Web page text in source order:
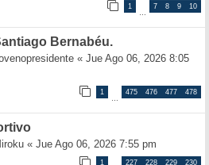
1
…
7 8 9 10
Bernabéu.
« Jue Ago 06, 2026 8:05
1
…
475 476 477 478
« Jue Ago 06, 2026 7:55 pm
1 227 228 229 230